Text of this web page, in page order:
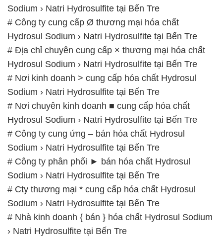
Sodium › Natri Hydrosulfite tại Bến Tre
# Công ty cung cấp Ø thương mại hóa chất
Hydrosul Sodium › Natri Hydrosulfite tại Bến Tre
# Địa chỉ chuyên cung cấp × thương mại hóa chất
Hydrosul Sodium › Natri Hydrosulfite tại Bến Tre
# Nơi kinh doanh > cung cấp hóa chất Hydrosul
Sodium › Natri Hydrosulfite tại Bến Tre
# Nơi chuyên kinh doanh ■ cung cấp hóa chất
Hydrosul Sodium › Natri Hydrosulfite tại Bến Tre
# Công ty cung ứng – bán hóa chất Hydrosul
Sodium › Natri Hydrosulfite tại Bến Tre
# Công ty phân phối ► bán hóa chất Hydrosul
Sodium › Natri Hydrosulfite tại Bến Tre
# Cty thương mại * cung cấp hóa chất Hydrosul
Sodium › Natri Hydrosulfite tại Bến Tre
# Nhà kinh doanh { bán } hóa chất Hydrosul Sodium
› Natri Hydrosulfite tại Bến Tre